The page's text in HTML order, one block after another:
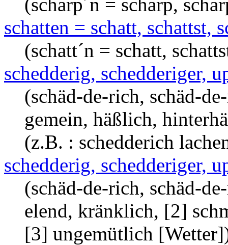
schatten = schatt, schattst,
(schatt´n = schatt,
schedderig, schedderiger,
(schäd-de-rich, schäd-
gemein, häßlich,
(z.B. : schedderich
schedderig, schedderiger,
(schäd-de-rich, schäd-
elend, kränklich, [2]
[3] ungemütlich